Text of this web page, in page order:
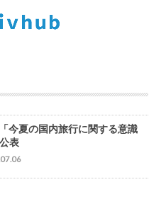
今夏の国内旅行に関する意識
表